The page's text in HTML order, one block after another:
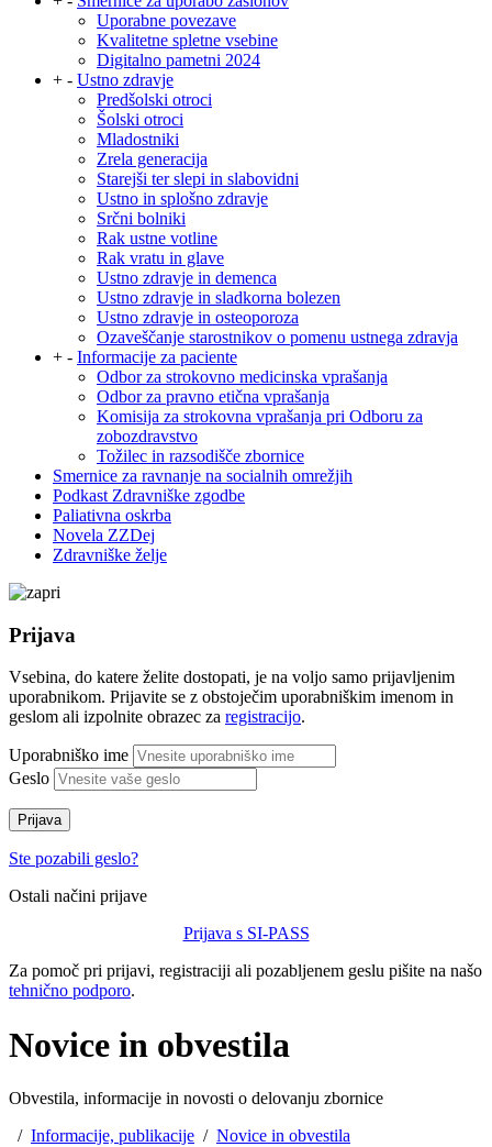
Uporabne povezave
Kvalitetne spletne vsebine
Digitalno pametni 2024
+ - Ustno zdravje
Predšolski otroci
Šolski otroci
Mladostniki
Zrela generacija
Starejši ter slepi in slabovidni
Ustno in splošno zdravje
Srčni bolniki
Rak ustne votline
Rak vratu in glave
Ustno zdravje in demenca
Ustno zdravje in sladkorna bolezen
Ustno zdravje in osteoporoza
Ozaveščanje starostnikov o pomenu ustnega zdravja
+ - Informacije za paciente
Odbor za strokovno medicinska vprašanja
Odbor za pravno etična vprašanja
Komisija za strokovna vprašanja pri Odboru za
zobozdravstvo
Tožilec in razsodišče zbornice
Smernice za ravnanje na socialnih omrežjih
Podkast Zdravniške zgodbe
Paliativna oskrba
Novela ZZDej
Zdravniške želje
Prijava
Vsebina, do katere želite dostopati, je na voljo samo prijavljenim
uporabnikom. Prijavite se z obstoječim uporabniškim imenom in
geslom ali izpolnite obrazec za registracijo.
Uporabniško ime
Geslo
Prijava
Ste pozabili geslo?
Ostali načini prijave
Prijava s SI-PASS
Za pomoč pri prijavi, registraciji ali pozabljenem geslu pišite na našo
tehnično podporo.
Novice in obvestila
Obvestila, informacije in novosti o delovanju zbornice
/ Informacije, publikacije / Novice in obvestila